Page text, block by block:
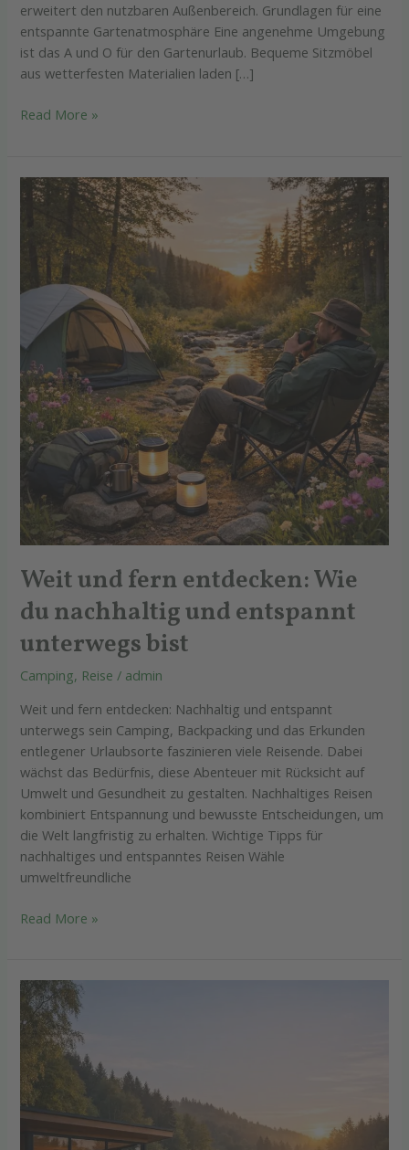
erweitert den nutzbaren Außenbereich. Grundlagen für eine
entspannte Gartenatmosphäre Eine angenehme Umgebung
ist das A und O für den Gartenurlaub. Bequeme Sitzmöbel
aus wetterfesten Materialien laden […]
Read More »
Weit und fern entdecken: Wie
du nachhaltig und entspannt
unterwegs bist
Camping, Reise / admin
Weit und fern entdecken: Nachhaltig und entspannt
unterwegs sein Camping, Backpacking und das Erkunden
entlegener Urlaubsorte faszinieren viele Reisende. Dabei
wächst das Bedürfnis, diese Abenteuer mit Rücksicht auf
Umwelt und Gesundheit zu gestalten. Nachhaltiges Reisen
kombiniert Entspannung und bewusste Entscheidungen, um
die Welt langfristig zu erhalten. Wichtige Tipps für
nachhaltiges und entspanntes Reisen Wähle
umweltfreundliche
Weit
und
entdecken:
Wie
du
nachhaltig
und
entspannt
unterwegs
bist
Read More »
Wellness
und
Natur
verbinden:
Die
besten
Orte
für